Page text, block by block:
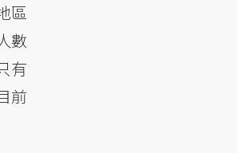
區
數
有
前